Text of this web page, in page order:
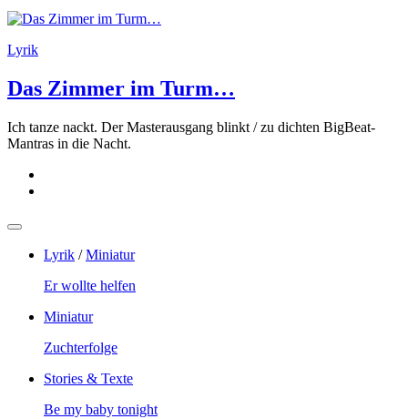
Lyrik
Das Zimmer im Turm…
Ich tanze nackt. Der Masterausgang blinkt / zu dichten BigBeat-
Mantras in die Nacht.
Lyrik /Miniatur
Er wollte helfen
Miniatur
Zuchterfolge
Stories & Texte
Be my baby tonight